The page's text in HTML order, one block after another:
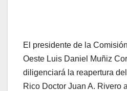
El presidente de la
Oeste Luis Daniel Muñiz
diligenciará la reapertura
Rico Doctor Juan A. Rivero